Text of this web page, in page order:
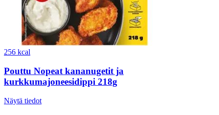
256 kcal
Pouttu Nopeat kananugetit ja
kurkkumajoneesidippi 218g
Näytä tiedot